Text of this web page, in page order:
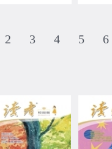
2 3 4 5 6